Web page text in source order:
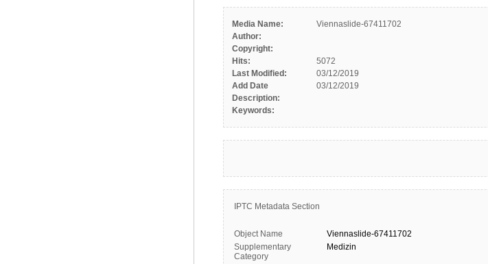
Media Name:
Viennaslide-67411702
Author:
Copyright:
Hits:
5072
Last Modified:
03/12/2019
Add Date
03/12/2019
Description:
Keywords:
IPTC Metadata Section
Object Name
Viennaslide-67411702
Supplementary
Category
Medizin